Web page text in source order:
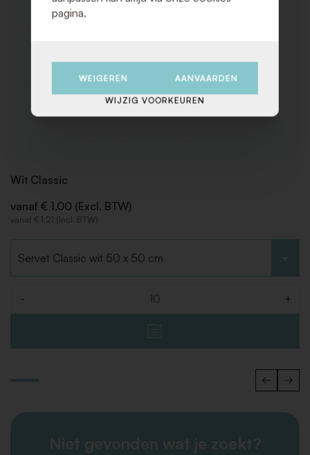
Wit Classic
vanaf € 1,00 (Excl. BTW)
vanaf € 1,21 (Incl. BTW)
- +
Niet gevonden wat je zoekt?
pagina.
WEIGEREN AANVAARDEN
WIJZIG VOORKEUREN